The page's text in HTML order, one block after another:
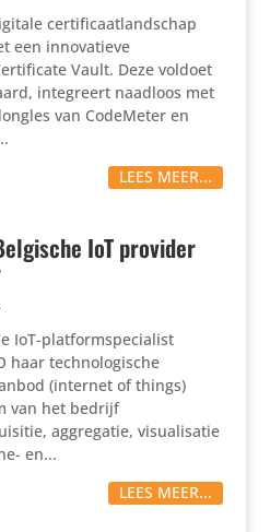
certificaatlandschap
een innovatieve
Vault. Deze voldoet
integreert naadloos met
van CodeMeter en
LEES MEER...
IoT provider
IoT-platformspecialist
haar technologische
(internet of things)
van het bedrijf
aggregatie, visualisatie
en...
LEES MEER...